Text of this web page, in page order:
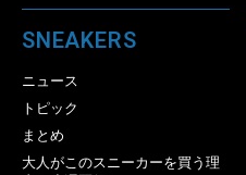
SNEAKERS
ニュース
トピック
まとめ
大人がこのスニーカーを買う理